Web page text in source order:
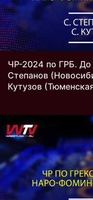
ЧР-2024 по ГРБ. До
Степанов
Кутузов